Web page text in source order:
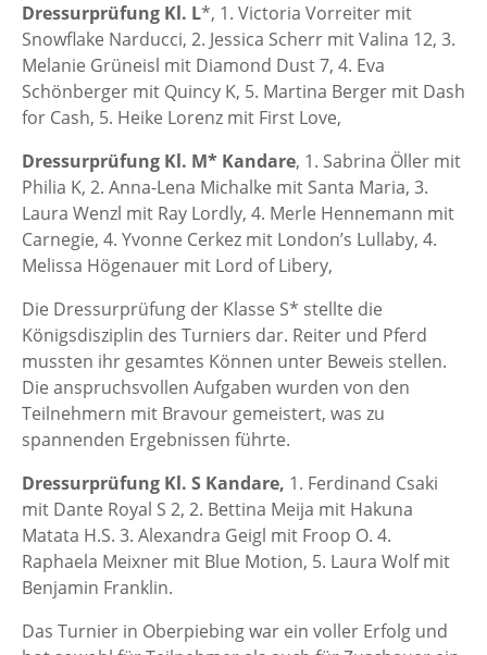
Dressurprüfung Kl. L*, 1. Victoria Vorreiter mit
Snowflake Narducci, 2. Jessica Scherr mit Valina 12, 3.
Melanie Grüneisl mit Diamond Dust 7, 4. Eva
Schönberger mit Quincy K, 5. Martina Berger mit Dash
for Cash, 5. Heike Lorenz mit First Love,
Dressurprüfung Kl. M* Kandare, 1. Sabrina Öller mit
Philia K, 2. Anna-Lena Michalke mit Santa Maria, 3.
Laura Wenzl mit Ray Lordly, 4. Merle Hennemann mit
Carnegie, 4. Yvonne Cerkez mit London’s Lullaby, 4.
Melissa Högenauer mit Lord of Libery,
Die Dressurprüfung der Klasse S* stellte die
Königsdisziplin des Turniers dar. Reiter und Pferd
mussten ihr gesamtes Können unter Beweis stellen.
Die anspruchsvollen Aufgaben wurden von den
Teilnehmern mit Bravour gemeistert, was zu
spannenden Ergebnissen führte.​
Dressurprüfung Kl. S Kandare, 1. Ferdinand Csaki
mit Dante Royal S 2, 2. Bettina Meija mit Hakuna
Matata H.S. 3. Alexandra Geigl mit Froop O. 4.
Raphaela Meixner mit Blue Motion, 5. Laura Wolf mit
Benjamin Franklin.
Das Turnier in Oberpiebing war ein voller Erfolg und